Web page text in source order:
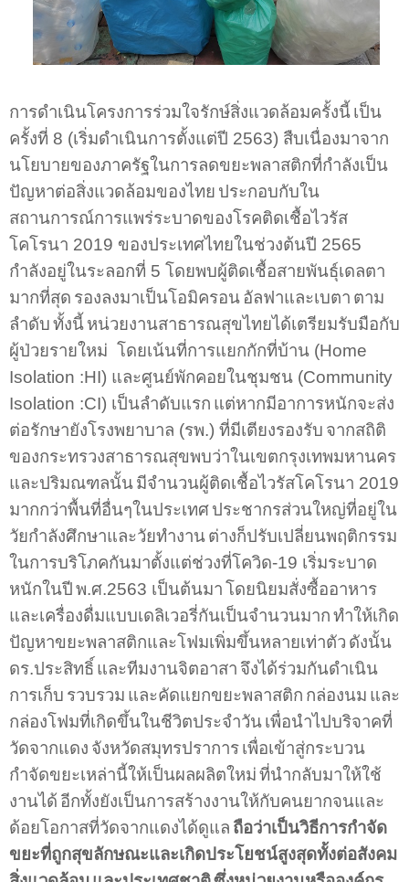
การดำเนินโครงการร่วมใจรักษ์สิ่งแวดล้อมครั้งนี้เป็น
ครั้งที่ 8 (เริ่มดำเนินการตั้งแต่ปี 2563) สืบเนื่องมาจาก
นโยบายของภาครัฐในการลดขยะพลาสติกที่กำลังเป็น
ปัญหาต่อสิ่งแวดล้อมของไทย ประกอบกับใน
สถานการณ์การแพร่ระบาดของโรคติดเชื้อไวรัส
โคโรนา 2019 ของประเทศไทยในช่วงต้นปี 2565
กำลังอยู่ในระลอกที่ 5 โดยพบผู้ติดเชื้อสายพันธุ์เดลตา
มากที่สุด รองลงมาเป็นโอมิครอนอัลฟาและเบตา ตาม
ลำดับทั้งนี้หน่วยงานสาธารณสุขไทยได้เตรียมรับมือกับ
ผู้ป่วยรายใหม่
โดยเน้นที่การแยกกักที่บ้าน (Home
Isolation :HI ) และศูนย์พักคอยในชุมชน (Community
Isolation :CI ) เป็นลำดับแรก แต่หากมีอาการหนักจะส่ง
ต่อรักษายังโรงพยาบาล (รพ.) ที่มีเตียงรองรับ จากสถิติ
ของกระทรวงสาธารณสุขพบว่าในเขตกรุงเทพมหานคร
และปริมณฑลนั้นมีจำนวนผู้ติดเชื้อไวรัสโคโรนา 2019
มากกว่าพื้นที่อื่นๆในประเทศประชากรส่วนใหญ่ที่อยู่ใน
วัยกำลังศึกษาและวัยทำงานต่างก็ปรับเปลี่ยนพฤติกรรม
ในการบริโภคกันมาตั้งแต่ช่วงที่โควิด-19 เริ่มระบาด
หนักในปี พ.ศ.2563 เป็นต้นมา โดยนิยมสั่งซื้ออาหาร
และเครื่องดื่มแบบเดลิเวอรี่กันเป็นจำนวนมากทำให้เกิด
ปัญหาขยะพลาสติกและโฟมเพิ่มขึ้นหลายเท่าตัว ดังนั้น
ดร.ประสิทธิ์ และทีมงานจิตอาสา จึงได้ร่วมกันดำเนิน
การเก็บ รวบรวม และคัดแยกขยะพลาสติก กล่องนม และ
กล่องโฟมที่เกิดขึ้นในชีวิตประจำวันเพื่อนำไปบริจาคที่
วัดจากแดง จังหวัดสมุทรปราการเพื่อเข้าสู่กระบวน
กำจัดขยะเหล่านี้ให้เป็นผลผลิตใหม่ที่นำกลับมาให้ใช้
งานได้ อีกทั้งยังเป็นการสร้างงานให้กับคนยากจนและ
ด้อยโอกาสที่วัดจากแดงได้ดูแล ถือว่าเป็นวิธีการกำจัด
ขยะที่ถูกสุขลักษณะและเกิดประโยชน์สูงสุดทั้งต่อสังคม